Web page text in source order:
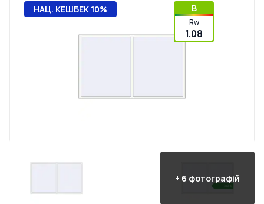
НАЦ. КЕШБЕК 10% B
Rw
1.08
+ 6 фотографій